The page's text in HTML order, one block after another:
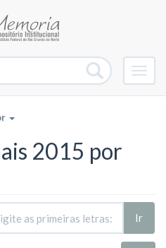
2015 por
Ir